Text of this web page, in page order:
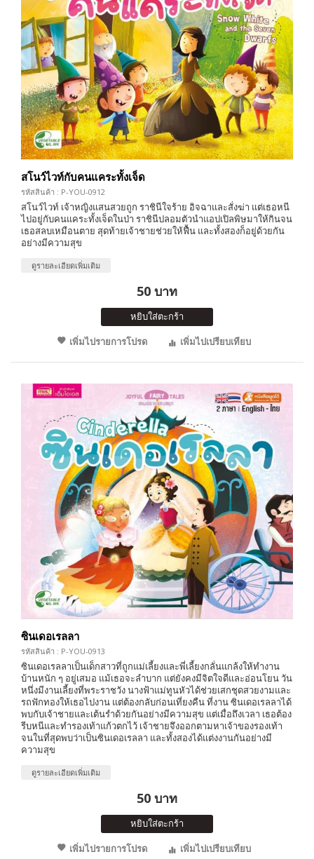
สโนว์ไวท์กับคนแคระทั้งเจ็ด
รหัสสินค้า : P-YOU-0912
สโนว์ไวท์ เจ้าหญิงแสนสวยถูก ราชินีใจร้าย อิจฉาและสั่งฆ่า แต่เธอหนี
ไปอยู่กับคนแคระทั้งเจ็ดในป่า ราชินีปลอมตัวนำแอปเปิลพิษมาให้กินจน
เธอสลบเหมือนตาย สุดท้ายเจ้าชายช่วยให้ฟื้น และทั้งสองก็อยู่ด้วยกัน
อย่างมีความสุข
ดูรายละเอียดเพิ่มเติม
50 บาท
หยิบใส่ตะกร้า
เพิ่มไปรายการโปรด
เพิ่มไปเปรียบเทียบ
ซินเดอเรลลา
รหัสสินค้า : P-YOU-0913
ซินเดอเรลลาเป็นเด็กสาวที่ถูกแม่เลี้ยงและพี่เลี้ยงกลั่นแกล้งให้ทำงาน
บ้านหนัก ๆ อยู่เสมอ แม้เธอจะลำบาก แต่ยังคงมีจิตใจดีและอ่อนโยน วัน
หนึ่งมีงานเลี้ยงที่พระราชวัง นางฟ้าแม่ทูนหัวได้ช่วยเสกชุดสวยงามและ
รถฟักทองให้เธอไปงาน แต่ต้องกลับก่อนเที่ยงคืน ที่งาน ซินเดอเรลลาได้
พบกับเจ้าชายและเต้นรำด้วยกันอย่างมีความสุข แต่เมื่อถึงเวลา เธอต้อง
รีบหนีและทำรองเท้าแก้วตกไว้ เจ้าชายจึงออกตามหาเจ้าของรองเท้า
จนในที่สุดพบว่าเป็นซินเดอเรลลา และทั้งสองได้แต่งงานกันอย่างมี
ความสุข
ดูรายละเอียดเพิ่มเติม
50 บาท
หยิบใส่ตะกร้า
เพิ่มไปรายการโปรด
เพิ่มไปเปรียบเทียบ